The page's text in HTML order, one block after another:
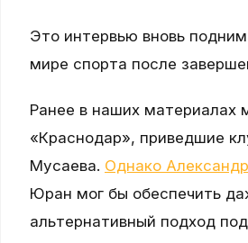
Это интервью вновь
мире спорта после
Ранее в наших
«Краснодар», приведшие
Мусаева. Однако
Юран мог бы обеспечить
альтернативный подход